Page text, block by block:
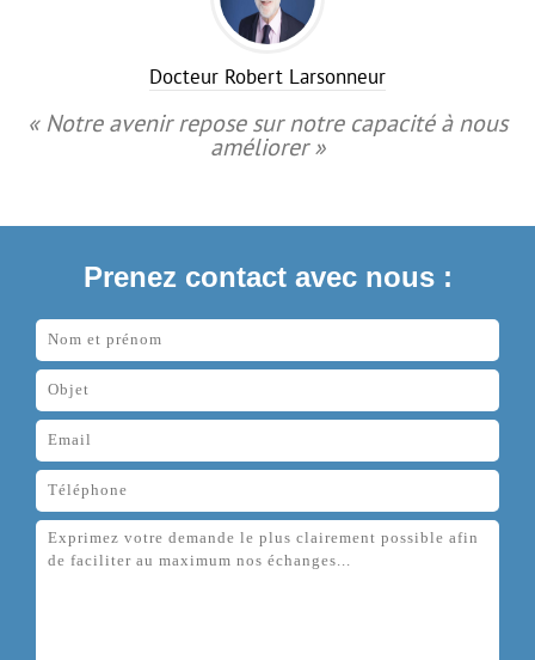
Docteur Robert Larsonneur
« Notre avenir repose sur notre capacité à nous
améliorer »
Prenez contact avec nous :